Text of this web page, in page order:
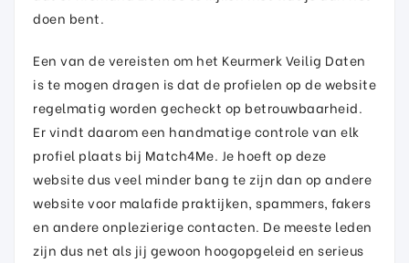
doen bent.
Een van de vereisten om het Keurmerk Veilig Daten
is te mogen dragen is dat de profielen op de website
regelmatig worden gecheckt op betrouwbaarheid.
Er vindt daarom een handmatige controle van elk
profiel plaats bij Match4Me. Je hoeft op deze
website dus veel minder bang te zijn dan op andere
website voor malafide praktijken, spammers, fakers
en andere onplezierige contacten. De meeste leden
zijn dus net als jij gewoon hoogopgeleid en serieus